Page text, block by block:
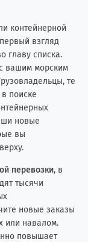
контейнерной
взгляд
главу списка.
вашим морским
те
поиске
новые
вы
перевозки, в
тысячи
новые заказы
или навалом.
повышает